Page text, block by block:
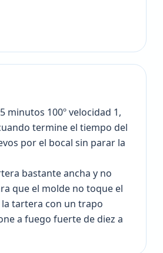
minutos 100º velocidad 1,
termine el tiempo del
por el bocal sin parar la
bastante ancha y no
que el molde no toque el
la tartera con un trapo
a fuego fuerte de diez a